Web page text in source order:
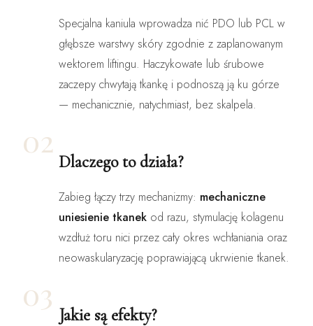
Specjalna kaniula wprowadza nić PDO lub PCL w
głębsze warstwy skóry zgodnie z zaplanowanym
wektorem liftingu. Haczykowate lub śrubowe
zaczepy chwytają tkankę i podnoszą ją ku górze
— mechanicznie, natychmiast, bez skalpela.
02
Dlaczego to działa?
Zabieg łączy trzy mechanizmy: mechaniczne
uniesienie tkanek od razu, stymulację kolagenu
wzdłuż toru nici przez cały okres wchłaniania oraz
neowaskularyzację poprawiającą ukrwienie tkanek.
03
Jakie są efekty?